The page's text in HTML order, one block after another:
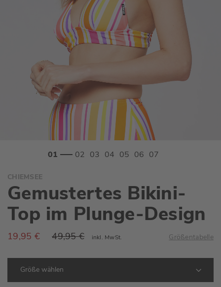
Anfang
der
Bildgalerie
springen
CHIEMSEE
Gemustertes Bikini-
Top im Plunge-Design
19,95 € 49,95 € inkl. MwSt. Größentabelle